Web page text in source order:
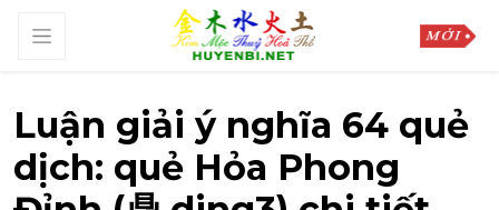
Luận giải ý nghĩa 64 quẻ
dịch: quẻ Hỏa Phong